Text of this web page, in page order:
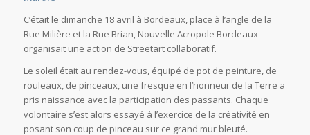
C’était le dimanche 18 avril à Bordeaux, place à l’angle de la
Rue Milière et la Rue Brian, Nouvelle Acropole Bordeaux
organisait une action de Streetart collaboratif.
Le soleil était au rendez-vous, équipé de pot de peinture, de
rouleaux, de pinceaux, une fresque en l’honneur de la Terre a
pris naissance avec la participation des passants. Chaque
volontaire s’est alors essayé à l’exercice de la créativité en
posant son coup de pinceau sur ce grand mur bleuté.